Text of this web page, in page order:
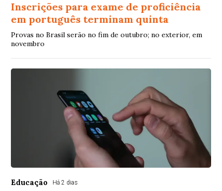
Inscrições para exame de proficiência
em português terminam quinta
Provas no Brasil serão no fim de outubro; no exterior, em
novembro
Educação Há 2 dias